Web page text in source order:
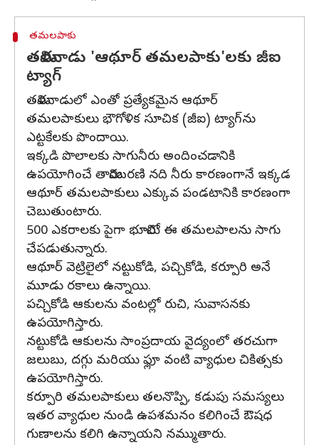
తమలపాకు
తమిళనాడు 'ఆథూర్ తమలపాకు'లకు జీఐ
ట్యాగ్
తమిళనాడులో ఎంతో ప్రత్యేకమైన ఆథూర్
తమలపాకులు భౌగోళిక సూచిక (జీఐ) ట్యాగ్‌ను
ఎట్టకేలకు పొందాయి.
ఇక్కడి పొలాలకు సాగునీరు అందించడానికి
ఉపయోగించే తామిరబరణి నది నీరు కారణంగానే ఇక్కడ
ఆథూర్ తమలపాకులు ఎక్కువ పండటానికి కారణంగా
చెబుతుంటారు.
500 ఎకరాలకు పైగా భూమిలో ఈ తమలపాలను సాగు
చేపడుతున్నారు.
ఆథూర్ వెట్రిలైలో నట్టుకోడి, పచ్చికోడి, కర్పూరి అనే
మూడు రకాలు ఉన్నాయి.
పచ్చికోడి ఆకులను వంటల్లో రుచి, సువాసనకు
ఉపయోగిస్తారు.
నట్టుకోడి ఆకులను సాంప్రదాయ వైద్యంలో తరచుగా
జలుబు, దగ్గు మరియు ఫ్లూ వంటి వ్యాధుల చికిత్సకు
ఉపయోగిస్తారు.
కర్పూరి తమలపాకులు తలనొప్పి, కడుపు సమస్యలు
ఇతర వ్యాధుల నుండి ఉపశమనం కలిగించే ఔషధ
గుణాలను కలిగి ఉన్నాయని నమ్ముతారు.